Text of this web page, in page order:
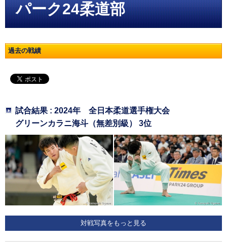
パーク24柔道部
過去の戦績
試合結果 : 2024年 全日本柔道選手権大会
グリーンカラニ海斗（無差別級） 3位
対戦写真をもっと見る